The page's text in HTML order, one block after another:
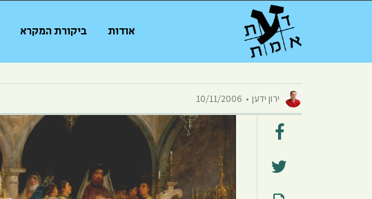
אודות ביקורת המקרא
ירון ידען 10/11/2006